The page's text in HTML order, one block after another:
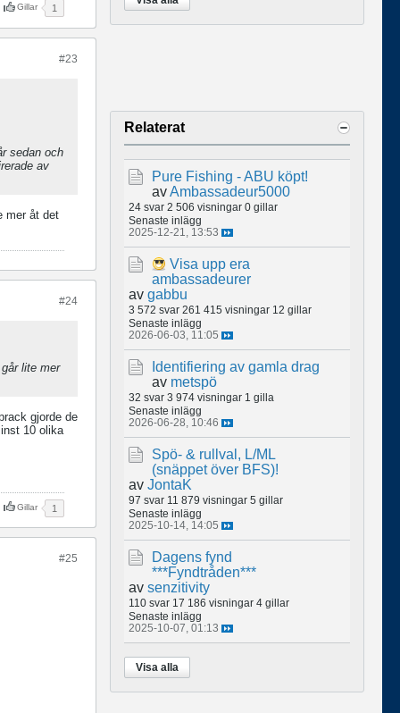
Gillar 1
#23
sedan och
av
mer åt det
#24
lite mer
gjorde de
10 olika
Gillar 1
#25
Relaterat
Pure Fishing - ABU köpt!
avAmbassadeur5000
24 svar 2 506 visningar 0 gillar
Senaste inlägg
2025-12-21, 13:53
Visa upp era
ambassadeurer
av gabbu
3 572 svar 261 415 visningar 12 gillar
Senaste inlägg
2026-06-03, 11:05
Identifiering av gamla drag
av metspö
32 svar 3 974 visningar 1 gilla
Senaste inlägg
2026-06-28, 10:46
Spö- & rullval, L/ML
(snäppet över BFS)!
av JontaK
97 svar 11 879 visningar 5 gillar
Senaste inlägg
2025-10-14, 14:05
Dagens fynd
***Fyndtråden***
av senzitivity
110 svar 17 186 visningar 4 gillar
Senaste inlägg
2025-10-07, 01:13
Visa alla